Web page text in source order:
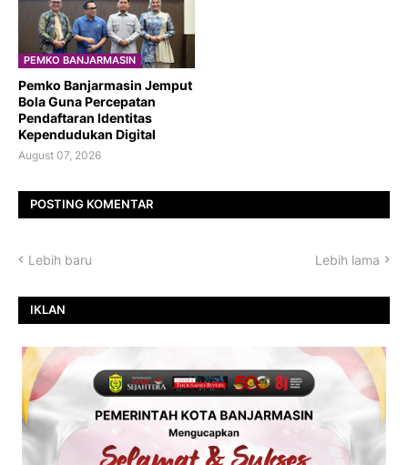
PEMKO BANJARMASIN
Pemko Banjarmasin Jemput
Bola Guna Percepatan
Pendaftaran Identitas
Kependudukan Digital
August 07, 2026
POSTING KOMENTAR
Lebih baru Lebih lama
IKLAN